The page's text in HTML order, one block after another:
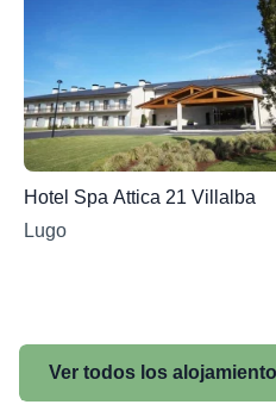
Hotel Spa Attica 21 Villalba
Lugo
Ver todos los